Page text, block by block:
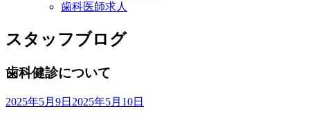
歯科医師求人
スタッフブログ
歯科健診について
2025年5月9日 2025年5月10日